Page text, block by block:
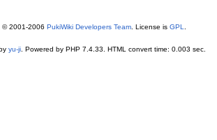
2001-2006 PukiWiki Developers Team. License is GPL
yu-ji. Powered by PHP 7.4.33. HTML convert time: 0.003 sec.